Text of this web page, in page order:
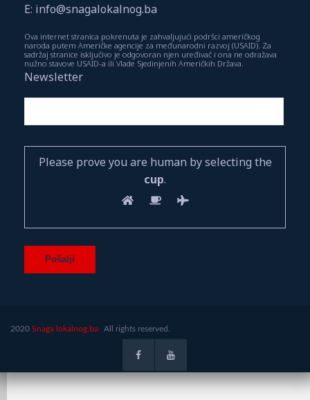
E: info@snagalokalnog.ba
Ova internet stranica pokrenuta je zahvaljujući podršci američkog
naroda putem Američke agencije za međunarodni razvoj (USAID). Za
sadržaj stranice isključivo je odgovoran njen uređivač i ona ne odražava
nužno stavove USAID-a ili Vlade Sjedinjenih Američkih Država.
Newsletter
Please prove you are human by selecting the
cup.
2020 Snaga lokalnog.ba. All rights reserved.